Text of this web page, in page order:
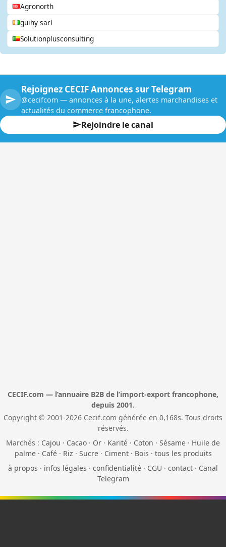
Agronorth
guihy sarl
Solutionplusconsulting
Rejoignez CECIF Annonces sur Telegram
@cecifcom — annonces à la une, alertes marchandises et
actualités du commerce francophone.
Rejoindre le canal
CECIF.com — l’annuaire B2B de l’import-export francophone,
depuis 2001.
Copyright © 2001-2026 Cecif.com générée en 0,168s. Tous droits
réservés.
Marchés : Cajou · Cacao · Or · Karité · Coton · Sésame · Huile de
palme· Café· Riz · Sucre· Ciment· Bois · tous les produits
à propos · infos légales · confidentialité · CGU · contact · Canal
Telegram